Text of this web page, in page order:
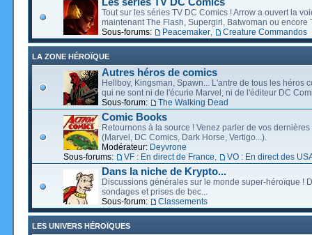
Tout sur les séries TV DC Comics ! Arrow a ouvert la
maintenant The Flash, Supergirl, Batwoman ou encore
Sous-forums:
Peacemaker Creature Commandos
LA ZONE HÉROÏQUE
Autres héros de comics
Hellboy, Kingsman, Spawn... L'antre de tous les héros
qui ne sont ni de l'écurie Marvel, ni de l'éditeur DC
Sous-forum:
The Walking Dead
Comic Books
Retournons à la source ! Venez parler de vos dernières
(Marvel, DC Comics, Dark Horse, Vertigo...).
Modérateur: Deyvrone
Sous-forums:
VF : En direct de France VO : En direct des
Dans la niche de Krypto...
Discussions générales sur le monde super-héroïque !
sondages et prises de bec...
Sous-forum:
Classements
LES UNIVERS HÉROÏQUES